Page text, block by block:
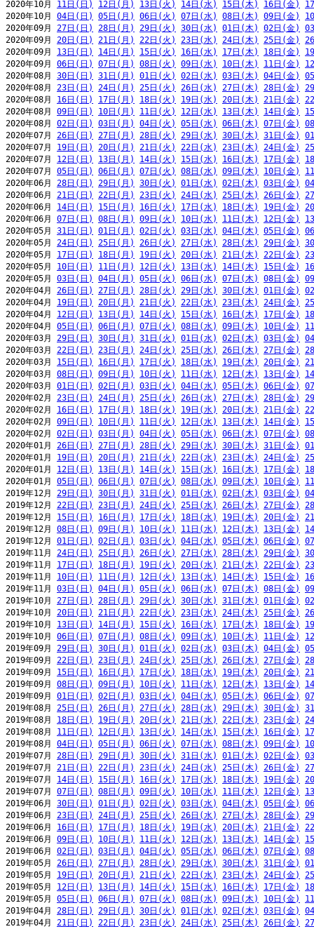
2020年10月 11日(日) 12日(月) 13日(火) 14日(水) 15日(木) 16日(金)
2020年10月 04日(日) 05日(月) 06日(火) 07日(水) 08日(木) 09日(金)
2020年09月 27日(日) 28日(月) 29日(火) 30日(水) 01日(木) 02日(金)
2020年09月 20日(日) 21日(月) 22日(火) 23日(水) 24日(木) 25日(金)
2020年09月 13日(日) 14日(月) 15日(火) 16日(水) 17日(木) 18日(金)
2020年09月 06日(日) 07日(月) 08日(火) 09日(水) 10日(木) 11日(金)
2020年08月 30日(日) 31日(月) 01日(火) 02日(水) 03日(木) 04日(金)
2020年08月 23日(日) 24日(月) 25日(火) 26日(水) 27日(木) 28日(金)
2020年08月 16日(日) 17日(月) 18日(火) 19日(水) 20日(木) 21日(金)
2020年08月 09日(日) 10日(月) 11日(火) 12日(水) 13日(木) 14日(金)
2020年08月 02日(日) 03日(月) 04日(火) 05日(水) 06日(木) 07日(金)
2020年07月 26日(日) 27日(月) 28日(火) 29日(水) 30日(木) 31日(金)
2020年07月 19日(日) 20日(月) 21日(火) 22日(水) 23日(木) 24日(金)
2020年07月 12日(日) 13日(月) 14日(火) 15日(水) 16日(木) 17日(金)
2020年07月 05日(日) 06日(月) 07日(火) 08日(水) 09日(木) 10日(金)
2020年06月 28日(日) 29日(月) 30日(火) 01日(水) 02日(木) 03日(金)
2020年06月 21日(日) 22日(月) 23日(火) 24日(水) 25日(木) 26日(金)
2020年06月 14日(日) 15日(月) 16日(火) 17日(水) 18日(木) 19日(金)
2020年06月 07日(日) 08日(月) 09日(火) 10日(水) 11日(木) 12日(金)
2020年05月 31日(日) 01日(月) 02日(火) 03日(水) 04日(木) 05日(金)
2020年05月 24日(日) 25日(月) 26日(火) 27日(水) 28日(木) 29日(金)
2020年05月 17日(日) 18日(月) 19日(火) 20日(水) 21日(木) 22日(金)
2020年05月 10日(日) 11日(月) 12日(火) 13日(水) 14日(木) 15日(金)
2020年05月 03日(日) 04日(月) 05日(火) 06日(水) 07日(木) 08日(金)
2020年04月 26日(日) 27日(月) 28日(火) 29日(水) 30日(木) 01日(金)
2020年04月 19日(日) 20日(月) 21日(火) 22日(水) 23日(木) 24日(金)
2020年04月 12日(日) 13日(月) 14日(火) 15日(水) 16日(木) 17日(金)
2020年04月 05日(日) 06日(月) 07日(火) 08日(水) 09日(木) 10日(金)
2020年03月 29日(日) 30日(月) 31日(火) 01日(水) 02日(木) 03日(金)
2020年03月 22日(日) 23日(月) 24日(火) 25日(水) 26日(木) 27日(金)
2020年03月 15日(日) 16日(月) 17日(火) 18日(水) 19日(木) 20日(金)
2020年03月 08日(日) 09日(月) 10日(火) 11日(水) 12日(木) 13日(金)
2020年03月 01日(日) 02日(月) 03日(火) 04日(水) 05日(木) 06日(金)
2020年02月 23日(日) 24日(月) 25日(火) 26日(水) 27日(木) 28日(金)
2020年02月 16日(日) 17日(月) 18日(火) 19日(水) 20日(木) 21日(金)
2020年02月 09日(日) 10日(月) 11日(火) 12日(水) 13日(木) 14日(金)
2020年02月 02日(日) 03日(月) 04日(火) 05日(水) 06日(木) 07日(金)
2020年01月 26日(日) 27日(月) 28日(火) 29日(水) 30日(木) 31日(金)
2020年01月 19日(日) 20日(月) 21日(火) 22日(水) 23日(木) 24日(金)
2020年01月 12日(日) 13日(月) 14日(火) 15日(水) 16日(木) 17日(金)
2020年01月 05日(日) 06日(月) 07日(火) 08日(水) 09日(木) 10日(金)
2019年12月 29日(日) 30日(月) 31日(火) 01日(水) 02日(木) 03日(金)
2019年12月 22日(日) 23日(月) 24日(火) 25日(水) 26日(木) 27日(金)
2019年12月 15日(日) 16日(月) 17日(火) 18日(水) 19日(木) 20日(金)
2019年12月 08日(日) 09日(月) 10日(火) 11日(水) 12日(木) 13日(金)
2019年12月 01日(日) 02日(月) 03日(火) 04日(水) 05日(木) 06日(金)
2019年11月 24日(日) 25日(月) 26日(火) 27日(水) 28日(木) 29日(金)
2019年11月 17日(日) 18日(月) 19日(火) 20日(水) 21日(木) 22日(金)
2019年11月 10日(日) 11日(月) 12日(火) 13日(水) 14日(木) 15日(金)
2019年11月 03日(日) 04日(月) 05日(火) 06日(水) 07日(木) 08日(金)
2019年10月 27日(日) 28日(月) 29日(火) 30日(水) 31日(木) 01日(金)
2019年10月 20日(日) 21日(月) 22日(火) 23日(水) 24日(木) 25日(金)
2019年10月 13日(日) 14日(月) 15日(火) 16日(水) 17日(木) 18日(金)
2019年10月 06日(日) 07日(月) 08日(火) 09日(水) 10日(木) 11日(金)
2019年09月 29日(日) 30日(月) 01日(火) 02日(水) 03日(木) 04日(金)
2019年09月 22日(日) 23日(月) 24日(火) 25日(水) 26日(木) 27日(金)
2019年09月 15日(日) 16日(月) 17日(火) 18日(水) 19日(木) 20日(金)
2019年09月 08日(日) 09日(月) 10日(火) 11日(水) 12日(木) 13日(金)
2019年09月 01日(日) 02日(月) 03日(火) 04日(水) 05日(木) 06日(金)
2019年08月 25日(日) 26日(月) 27日(火) 28日(水) 29日(木) 30日(金)
2019年08月 18日(日) 19日(月) 20日(火) 21日(水) 22日(木) 23日(金)
2019年08月 11日(日) 12日(月) 13日(火) 14日(水) 15日(木) 16日(金)
2019年08月 04日(日) 05日(月) 06日(火) 07日(水) 08日(木) 09日(金)
2019年07月 28日(日) 29日(月) 30日(火) 31日(水) 01日(木) 02日(金)
2019年07月 21日(日) 22日(月) 23日(火) 24日(水) 25日(木) 26日(金)
2019年07月 14日(日) 15日(月) 16日(火) 17日(水) 18日(木) 19日(金)
2019年07月 07日(日) 08日(月) 09日(火) 10日(水) 11日(木) 12日(金)
2019年06月 30日(日) 01日(月) 02日(火) 03日(水) 04日(木) 05日(金)
2019年06月 23日(日) 24日(月) 25日(火) 26日(水) 27日(木) 28日(金)
2019年06月 16日(日) 17日(月) 18日(火) 19日(水) 20日(木) 21日(金)
2019年06月 09日(日) 10日(月) 11日(火) 12日(水) 13日(木) 14日(金)
2019年06月 02日(日) 03日(月) 04日(火) 05日(水) 06日(木) 07日(金)
2019年05月 26日(日) 27日(月) 28日(火) 29日(水) 30日(木) 31日(金)
2019年05月 19日(日) 20日(月) 21日(火) 22日(水) 23日(木) 24日(金)
2019年05月 12日(日) 13日(月) 14日(火) 15日(水) 16日(木) 17日(金)
2019年05月 05日(日) 06日(月) 07日(火) 08日(水) 09日(木) 10日(金)
2019年04月 28日(日) 29日(月) 30日(火) 01日(水) 02日(木) 03日(金)
2019年04月 21日(日) 22日(月) 23日(火) 24日(水) 25日(木) 26日(金)